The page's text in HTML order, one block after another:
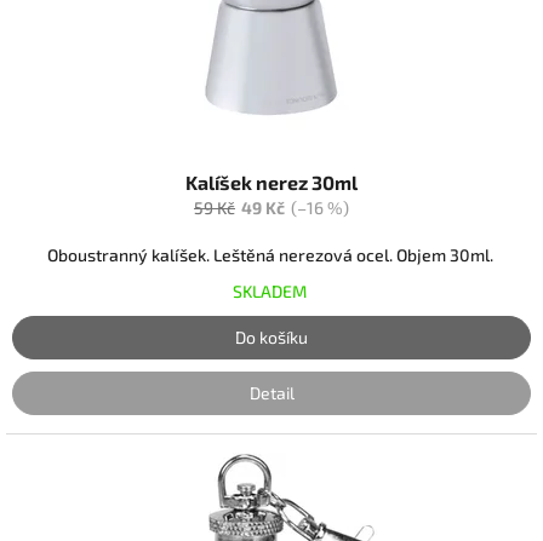
Kalíšek nerez 30ml
59 Kč 49 Kč (–16 %)
Oboustranný kalíšek. Leštěná nerezová ocel. Objem 30ml.
SKLADEM
Do košíku
Detail